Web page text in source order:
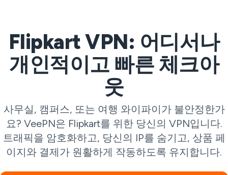
Flipkart VPN: 어디서나
개인적이고 빠른 체크아
웃
사무실, 캠퍼스, 또는 여행 와이파이가 불안정한가
요? VeePN은 Flipkart를 위한 당신의 VPN입니다.
트래픽을 암호화하고, 당신의 IP를 숨기고, 상품 페
이지와 결제가 원활하게 작동하도록 유지합니다.